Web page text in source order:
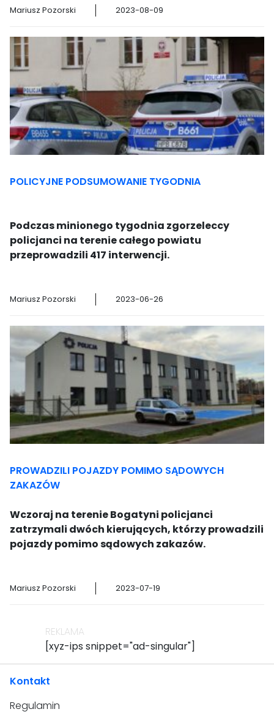
rozwój. Nie musisz mieć matury, wystarczy, że
zadzwoń pod numer 47 87 322 14 lub 47 87 323 06.
Mariusz Pozorski 2023-08-09
POLICYJNE PODSUMOWANIE TYGODNIA
Podczas minionego tygodnia zgorzeleccy
policjanci na terenie całego powiatu
przeprowadzili 417 interwencji.
Mariusz Pozorski 2023-06-26
PROWADZILI POJAZDY POMIMO SĄDOWYCH
ZAKAZÓW
Wczoraj na terenie Bogatyni policjanci
zatrzymali dwóch kierujących, którzy prowadzili
pojazdy pomimo sądowych zakazów.
Mariusz Pozorski 2023-07-19
REKLAMA
[xyz-ips snippet="ad-singular"]
Kontakt
Regulamin